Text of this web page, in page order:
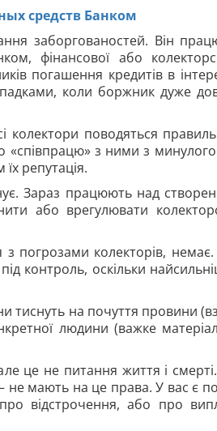
средств Банком
заборгованостей. Він
фінансової або
погашення кредитів в
коли боржник дуже
колектори поводяться
«співпрацю» з ними з
репутація.
Зараз працюють над
або врегулювати
погрозами колекторів,
контроль, оскільки
тиснуть на почуття провини
людини (важке
це не питання життя і
не мають на це права. У вас є
відстрочення, або про